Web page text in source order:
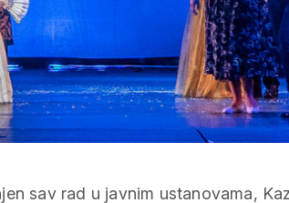
sav rad u javnim ustanovama,